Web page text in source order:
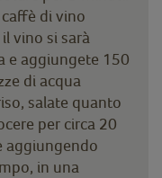
di vino
vino si sarà
e aggiungete 150
di acqua
salate quanto
per circa 20
aggiungendo
in una